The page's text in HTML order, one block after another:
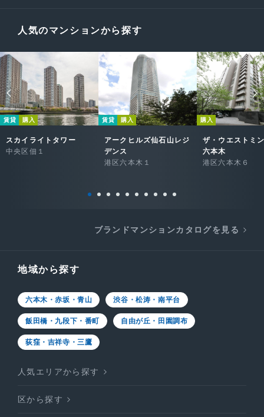
人気のマンションから探す
賃貸 購入
スカイライトタワー
中央区佃１
賃貸 購入
アークヒルズ仙石山レジ
デンス
港区六本木１
購入
ザ・ウエストミ
六本木
港区六本木６
ブランドマンションカタログを見る
地域から探す
六本木・赤坂・青山 渋谷・松涛・南平台
飯田橋・九段下・番町 自由が丘・田園調布
荻窪・吉祥寺・三鷹
人気エリアから探す
区から探す